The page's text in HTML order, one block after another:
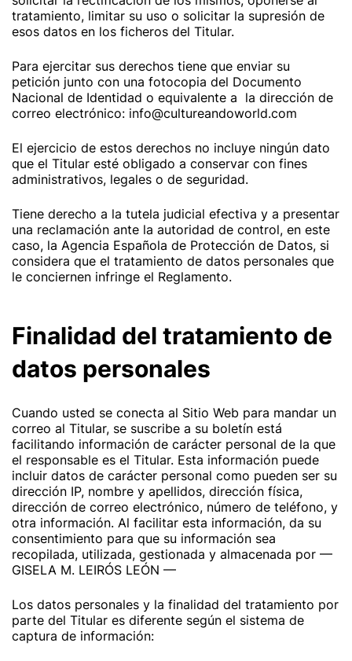
tratamiento, limitar su uso o solicitar la supresión de
esos datos en los ficheros del Titular.
Para ejercitar sus derechos tiene que enviar su
petición junto con una fotocopia del Documento
Nacional de Identidad o equivalente a la dirección de
correo electrónico: info@cultureandoworld.com
El ejercicio de estos derechos no incluye ningún dato
que el Titular esté obligado a conservar con fines
administrativos, legales o de seguridad.
Tiene derecho a la tutela judicial efectiva y a presentar
una reclamación ante la autoridad de control, en este
caso, la Agencia Española de Protección de Datos, si
considera que el tratamiento de datos personales que
le conciernen infringe el Reglamento.
Finalidad del tratamiento de
datos personales
Cuando usted se conecta al Sitio Web para mandar un
correo al Titular, se suscribe a su boletín está
facilitando información de carácter personal de la que
el responsable es el Titular. Esta información puede
incluir datos de carácter personal como pueden ser su
dirección IP, nombre y apellidos, dirección física,
dirección de correo electrónico, número de teléfono, y
otra información. Al facilitar esta información, da su
consentimiento para que su información sea
recopilada, utilizada, gestionada y almacenada por —
GISELA M. LEIRÓS LEÓN —
Los datos personales y la finalidad del tratamiento por
parte del Titular es diferente según el sistema de
captura de información: